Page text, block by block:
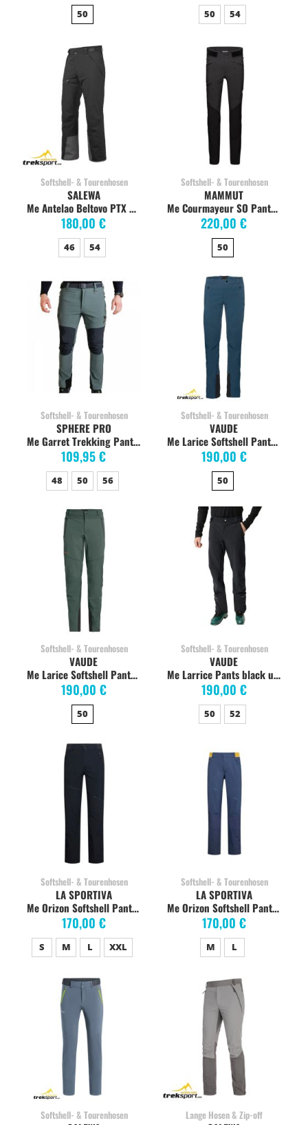
50 50 54
Softshell- & Tourenhosen
Me Antelao Beltovo PTX Pants black
180,00 €
SALEWA
46 54
Softshell- & Tourenhosen
Me Courmayeur SO Pants black
220,00 €
MAMMUT
50
Softshell- & Tourenhosen
Me Garret Trekking Pants brea/carbon
109,95 €
SPHERE PRO
48 50 56
Softshell- & Tourenhosen
Me Larice Softshell Pants baltic sea
190,00 €
VAUDE
50
Softshell- & Tourenhosen
Me Larice Softshell Pants, dusty forest
190,00 €
VAUDE
50
Softshell- & Tourenhosen
Me Larrice Pants black uni
190,00 €
VAUDE
50 52
Softshell- & Tourenhosen
Me Orizon Softshell Pants black
170,00 €
LA SPORTIVA
S M L XXL
Softshell- & Tourenhosen
Me Orizon Softshell Pants night sky
170,00 €
LA SPORTIVA
M L
Softshell- & Tourenhosen Lange Hosen & Zip-off